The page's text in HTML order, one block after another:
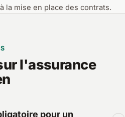
la mise en place des contrats.
l'assurance
pour un